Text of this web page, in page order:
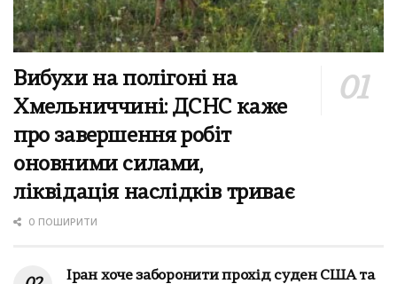
Вибухи на полігоні на
Хмельниччині: ДСНС каже
про завершення робіт
оновними силами,
ліквідація наслідків триває
0 ПОШИРИТИ
Іран хоче заборонити прохід суден США та